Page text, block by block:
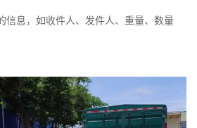
信息，如收件人、发件人、重量、数量